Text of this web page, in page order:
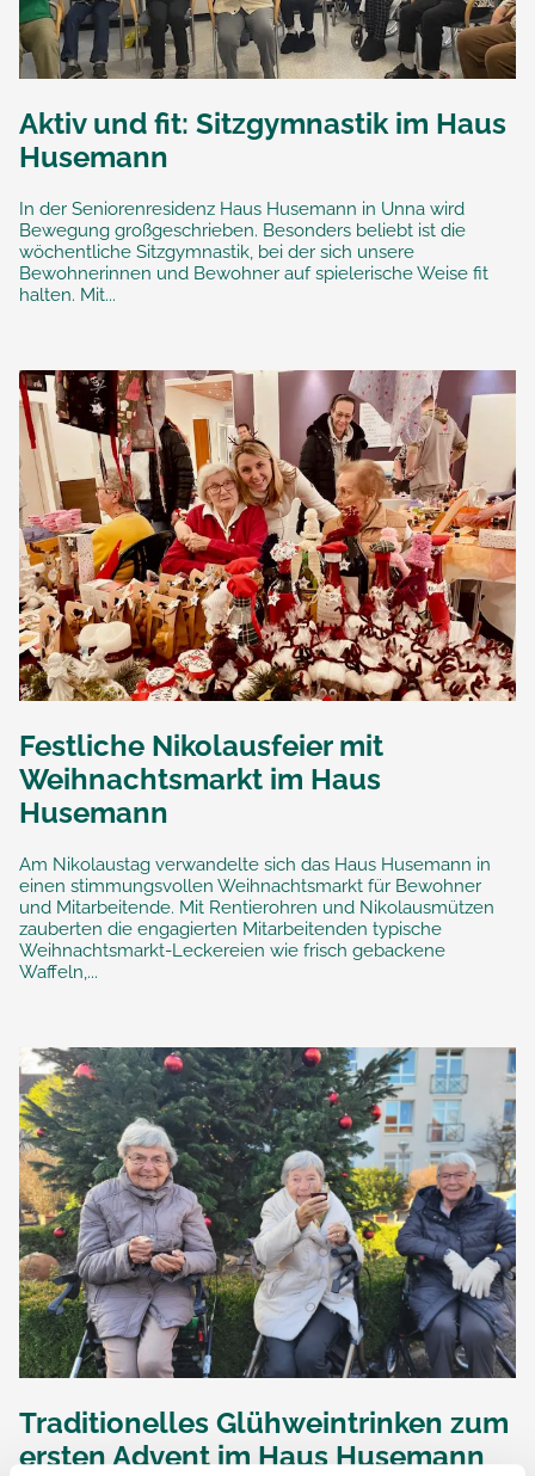
Aktiv und fit: Sitzgymnastik im Haus
Husemann
In der Seniorenresidenz Haus Husemann in Unna wird
Bewegung großgeschrieben. Besonders beliebt ist die
wöchentliche Sitzgymnastik, bei der sich unsere
Bewohnerinnen und Bewohner auf spielerische Weise fit
halten. Mit...
Festliche Nikolausfeier mit
Weihnachtsmarkt im Haus
Husemann
Am Nikolaustag verwandelte sich das Haus Husemann in
einen stimmungsvollen Weihnachtsmarkt für Bewohner
und Mitarbeitende. Mit Rentierohren und Nikolausmützen
zauberten die engagierten Mitarbeitenden typische
Weihnachtsmarkt-Leckereien wie frisch gebackene
Waffeln,...
Traditionelles Glühweintrinken zum
ersten Advent im Haus Husemann